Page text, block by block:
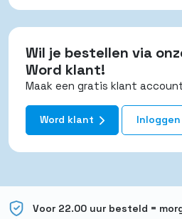
Wil je bestellen via
Word klant!
Maak een gratis klant
Word klant Inloggen
Voor 22.00 uur besteld =